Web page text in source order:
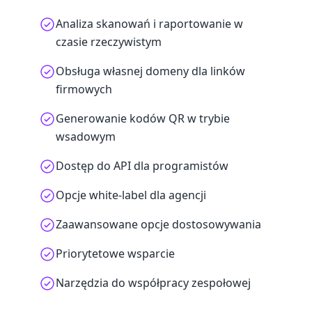
Analiza skanowań i raportowanie w
czasie rzeczywistym
Obsługa własnej domeny dla linków
firmowych
Generowanie kodów QR w trybie
wsadowym
Dostęp do API dla programistów
Opcje white-label dla agencji
Zaawansowane opcje dostosowywania
Priorytetowe wsparcie
Narzędzia do współpracy zespołowej